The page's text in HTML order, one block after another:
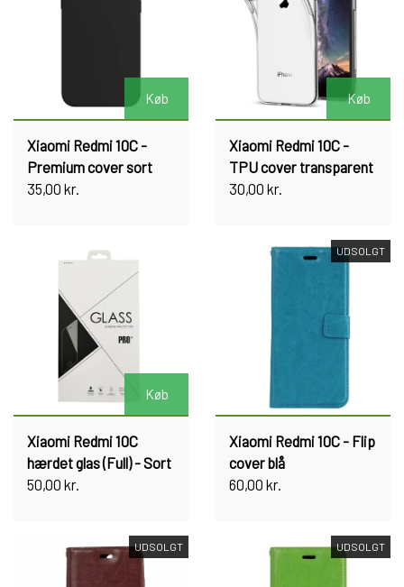
Køb
Xiaomi Redmi 10C -
Premium cover sort
35,00 kr.
Køb
Xiaomi Redmi 10C -
TPU cover transparent
30,00 kr.
Køb
Xiaomi Redmi 10C
hærdet glas (Full) - Sort
50,00 kr.
UDSOLGT
Xiaomi Redmi 10C - Flip
cover blå
60,00 kr.
UDSOLGT UDSOLGT